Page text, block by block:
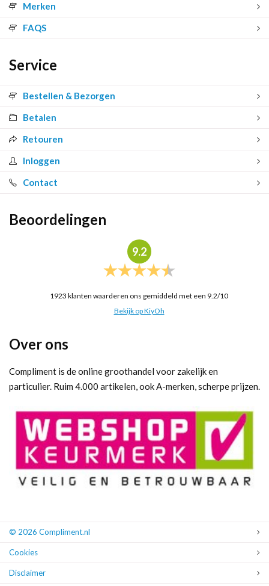
Merken
FAQS
Service
Bestellen & Bezorgen
Betalen
Retouren
Inloggen
Contact
Beoordelingen
9.2
1923 klanten waarderen ons gemiddeld met een 9.2/10
Bekijk op KiyOh
Over ons
Compliment is de online groothandel voor zakelijk en
particulier. Ruim 4.000 artikelen, ook A-merken, scherpe prijzen.
© 2026 Compliment.nl
Cookies
Disclaimer